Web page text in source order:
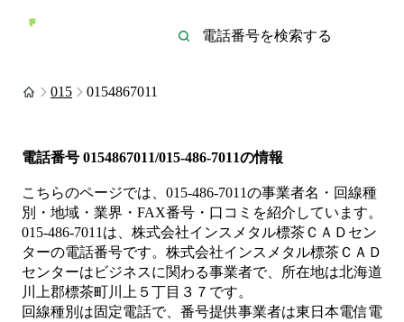
015 0154867011
電話番号 0154867011/015-486-7011の情報
こちらのページでは、 015-486-7011の事業者名・回線種
別・地域・業界・FAX番号・口コミを紹介しています。
015-486-7011 は、 株式会社インスメタル標茶ＣＡＤセン
ターの電話番号です。 株式会社インスメタル標茶ＣＡＤ
センターは ビジネスに関わる事業者で、所在地は北海道
川上郡標茶町川上５丁目３７ です。
回線種別は固定電話で、番号提供事業者は東日本電信電